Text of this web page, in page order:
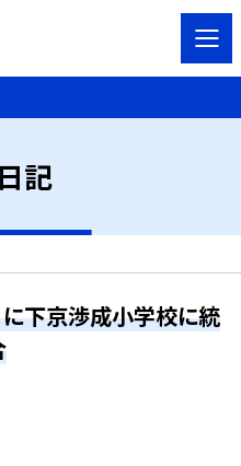
記
下京渉成小学校に統